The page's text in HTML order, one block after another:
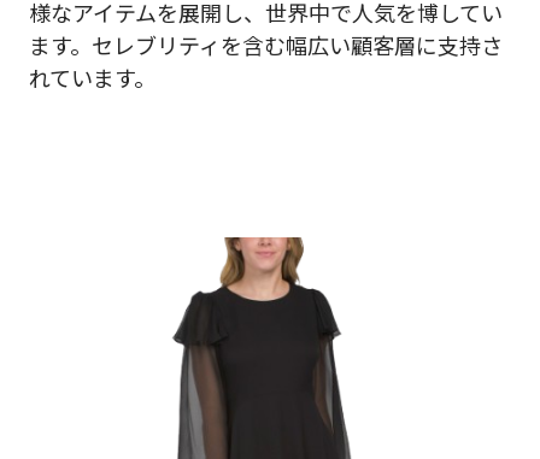
様なアイテムを展開し、世界中で人気を博してい
ます。セレブリティを含む幅広い顧客層に支持さ
れています。